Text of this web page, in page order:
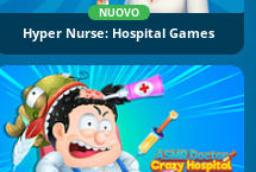
NUOVO
Hyper Nurse: Hospital Games